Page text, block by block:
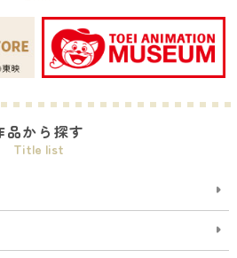
品から探す
Title list